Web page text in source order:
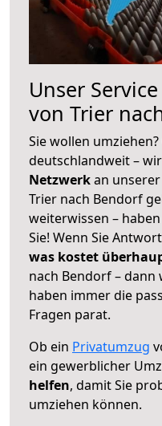
Unser
von Trier
Sie wollen
deutschlandweit –
Netzwerkan
Trier nach Bendorf
weiterwissen –
Sie! Wenn Sie
was kostet
nach Bendorf – dann
haben immer die
Fragen parat.
Ob ein Privatumzug
ein gewerblicher
helfen, damit Sie
umziehen können.